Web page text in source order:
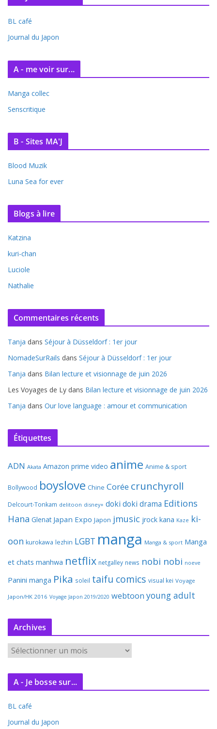
BL café
Journal du Japon
A - me voir sur...
Manga collec
Senscritique
B - Sites MA'J
Blood Muzik
Luna Sea for ever
Blogs à lire
Katzina
kuri-chan
Luciole
Nathalie
Commentaires récents
Tanja dans Séjour à Düsseldorf : 1er jour
NomadeSurRails dans Séjour à Düsseldorf : 1er jour
Tanja dans Bilan lecture et visionnage de juin 2026
Les Voyages de Ly dans Bilan lecture et visionnage de juin 2026
Tanja dans Our love language : amour et communication
Étiquettes
ADN Akata Amazon prime video anime Anime & sport
Bollywood boyslove Chine Corée crunchyroll
Delcourt-Tonkam delitoon disney+ doki doki drama Editions
Hana Glenat Japan Expo Japon jmusic jrock kana Kaze ki-
oon kurokawa lezhin LGBT manga Manga & sport Manga
et chats manhwa netflix netgalley news nobi nobi noeve
Panini manga Pika soleil taifu comics visual kei Voyage
Japon/HK 2016 Voyage Japon 2019/2020 webtoon young adult
Archives
r
c
v
e
A - Je bosse sur...
BL café
Journal du Japon